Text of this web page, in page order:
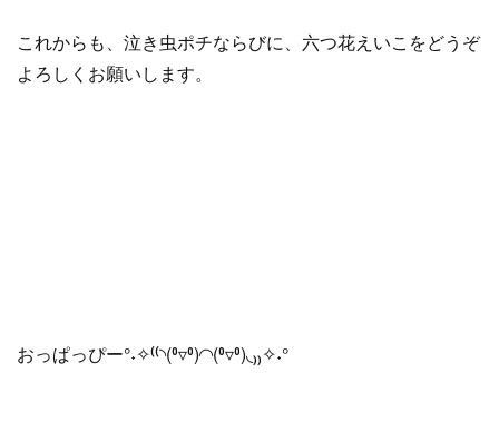
これからも、泣き虫ポチならびに、六つ花えいこをどうぞ
よろしくお願いします。
おっぱっぴー°˖✧⁽⁽◝(⁰▿⁰)◜◝(⁰▿⁰)◟₎₎✧˖°